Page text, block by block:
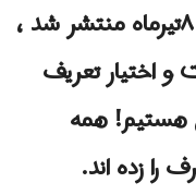
وی در نامه های كه در تاریخ روز ۸تیرماه منتشر شد ،
اختیار تعریف
هستیم! همه
زده اند.